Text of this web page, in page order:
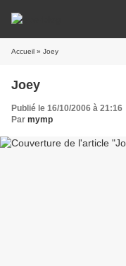
Accueil » Joey
Joey
Publié le 16/10/2006 à 21:16
Par mymp